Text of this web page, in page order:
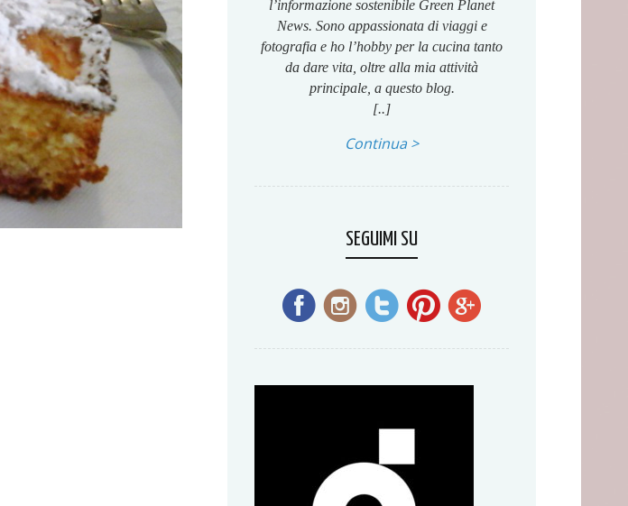
l’informazione sostenibile Green Planet
News. Sono appassionata di viaggi e
fotografia e ho l’hobby per la cucina tanto
da dare vita, oltre alla mia attività
principale, a questo blog.
[..]
Continua >
SEGUIMI SU